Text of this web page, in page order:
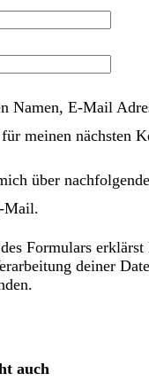
Namen, E-Mail
meinen nächsten
über
Mail.
Formulars
deiner
auch